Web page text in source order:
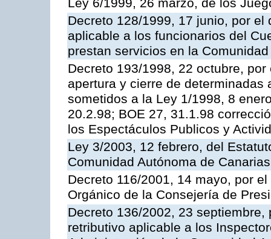
Ley 6/1999, 26 marzo, de los
Decreto 128/1999, 17 junio, por
aplicable a los funcionarios del
prestan servicios en la
Decreto 193/1998, 22 octubre,
apertura y cierre de
sometidos a la Ley 1/1998, 8
20.2.98; BOE 27, 31.1.98
los Espectáculos Publicos y
Ley 3/2003, 12 febrero, del
Comunidad Autónoma de Canarias
Decreto 116/2001, 14 mayo, por
Orgánico de la Consejería de
Decreto 136/2002, 23
retributivo aplicable a los